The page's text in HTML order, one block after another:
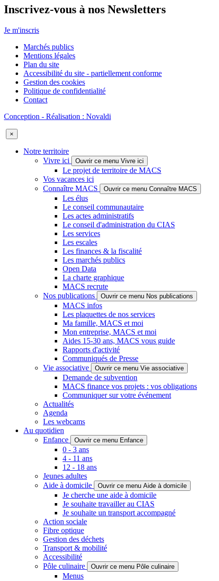
Inscrivez-vous à nos Newsletters
Je m'inscris
Marchés publics
Mentions légales
Plan du site
Accessibilité du site - partiellement conforme
Gestion des cookies
Politique de confidentialité
Contact
Conception - Réalisation : Novaldi
×
Notre territoire
Vivre ici
Ouvrir ce menu Vivre ici
Le projet de territoire de MACS
Vos vacances ici
Connaître MACS
Ouvrir ce menu Connaître MACS
Les élus
Le conseil communautaire
Les actes administratifs
Le conseil d'administration du CIAS
Les services
Les escales
Les finances & la fiscalité
Les marchés publics
Open Data
La charte graphique
MACS recrute
Nos publications
Ouvrir ce menu Nos publications
MACS infos
Les plaquettes de nos services
Ma famille, MACS et moi
Mon entreprise, MACS et moi
Aides 15-30 ans, MACS vous guide
Rapports d'activité
Communiqués de Presse
Vie associative
Ouvrir ce menu Vie associative
Demande de subvention
MACS finance vos projets : vos obligations
Communiquer sur votre événement
Actualités
Agenda
Les webcams
Au quotidien
Enfance
Ouvrir ce menu Enfance
0 - 3 ans
4 - 11 ans
12 - 18 ans
Jeunes adultes
Aide à domicile
Ouvrir ce menu Aide à domicile
Je cherche une aide à domicile
Je souhaite travailler au CIAS
Je souhaite un transport accompagné
Action sociale
Fibre optique
Gestion des déchets
Transport & mobilité
Accessibilité
Pôle culinaire
Ouvrir ce menu Pôle culinaire
Menus